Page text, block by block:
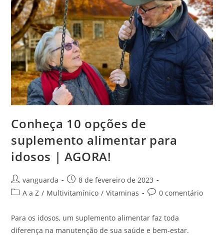
Conheça 10 opções de
suplemento alimentar para
idosos | AGORA!
vanguarda
8 de fevereiro de 2023
A a Z / Multivitamínico / Vitaminas 0 comentário
Para os idosos, um suplemento alimentar faz toda
diferença na manutenção de sua saúde e bem-estar.